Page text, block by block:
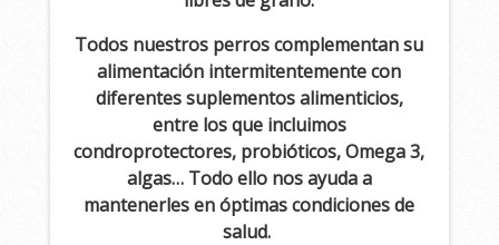
Todos nuestros perros complementan su
alimentación intermitentemente con
diferentes suplementos alimenticios,
entre los que incluimos
condroprotectores, probióticos, Omega 3,
algas… Todo ello nos ayuda a
mantenerles en óptimas condiciones de
salud.